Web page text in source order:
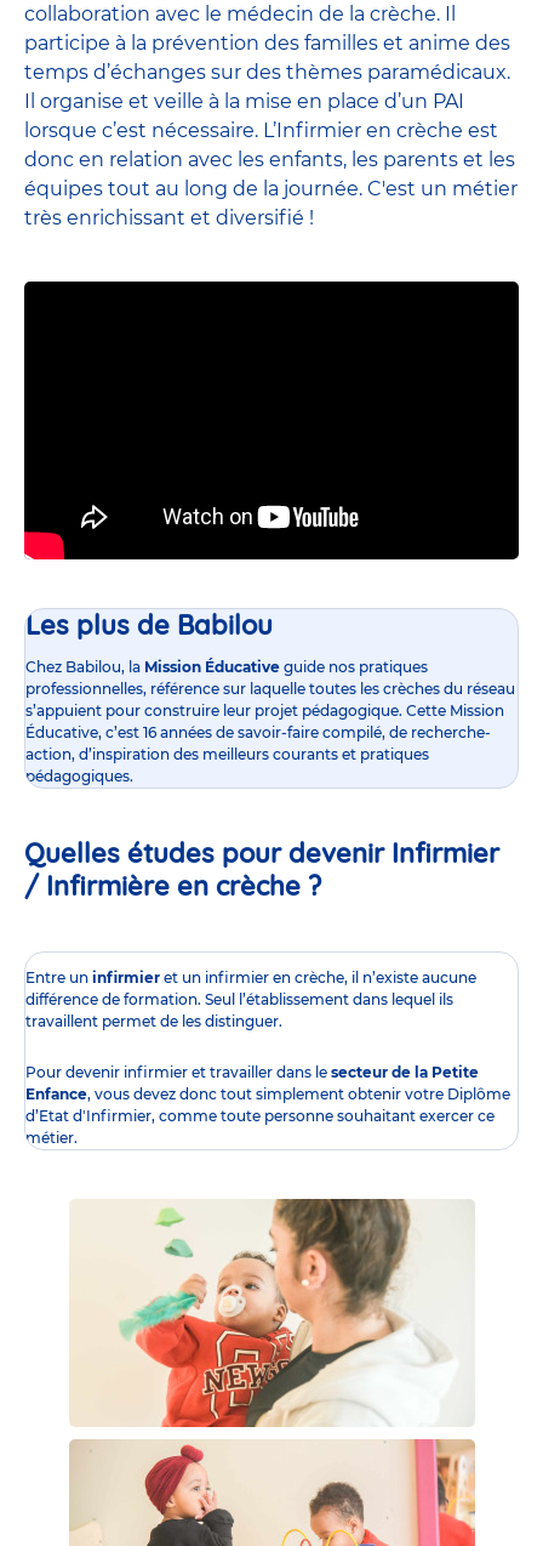
collaboration avec le médecin de la crèche. Il
participe à la prévention des familles et anime des
temps d’échanges sur des thèmes paramédicaux.
Il organise et veille à la mise en place d’un PAI
lorsque c’est nécessaire. L’Infirmier en crèche est
donc en relation avec les enfants, les parents et les
équipes tout au long de la journée. C'est un métier
très enrichissant et diversifié !
Les plus de Babilou
Chez Babilou, la Mission Éducative guide nos pratiques
professionnelles, référence sur laquelle toutes les crèches du réseau
s’appuient pour construire leur projet pédagogique. Cette Mission
Éducative, c’est 16 années de savoir-faire compilé, de recherche-
action, d’inspiration des meilleurs courants et pratiques
pédagogiques.
Quelles études pour devenir Infirmier
/ Infirmière en crèche ?
Entre un infirmier et un infirmier en crèche, il n’existe aucune
différence de formation. Seul l’établissement dans lequel ils
travaillent permet de les distinguer.
Pour devenir infirmier et travailler dans le secteur de la Petite
Enfance, vous devez donc tout simplement obtenir votre Diplôme
d’Etat d'Infirmier, comme toute personne souhaitant exercer ce
métier.